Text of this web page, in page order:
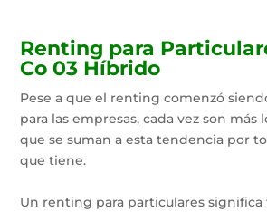
Renting para
Co 03 Híbrido
Pese a que el renting comenzó
para las empresas, cada vez son más
que se suman a esta tendencia por
que tiene.
Un renting para particulares